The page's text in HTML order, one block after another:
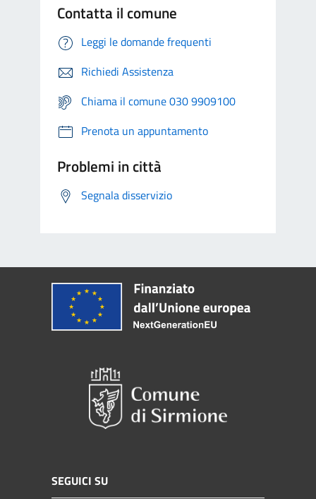
Contatta il comune
Leggi le domande frequenti
Richiedi Assistenza
Chiama il comune 030 9909100
Prenota un appuntamento
Problemi in città
Segnala disservizio
SEGUICI SU